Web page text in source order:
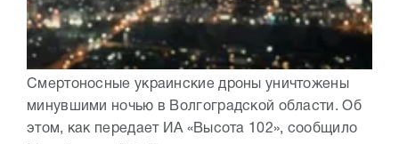
Смертоносные украинские дроны уничтожены
минувшими ночью в Волгоградской области. Об
этом, как передает ИА «Высота 102», сообщило